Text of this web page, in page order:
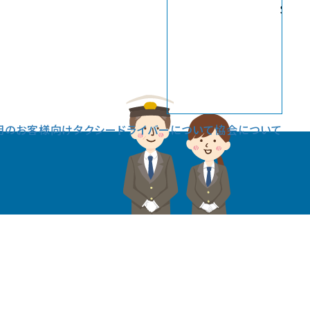
のお客様向けタクシードライバーについて協会について